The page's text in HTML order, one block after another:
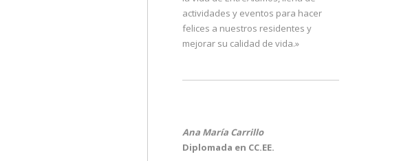
actividades y eventos para hacer
felices a nuestros residentes y
mejorar su calidad de vida.»
Ana María Carrillo
Diplomada en CC.EE.